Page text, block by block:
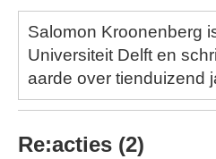
Salomon Kroonenberg
Universiteit Delft en
aarde over tienduizend
Re:acties (2)